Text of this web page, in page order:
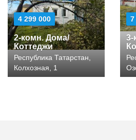
4 299 000
2-комн. Дома/
Коттеджи
Республика Татарстан,
Колхозная, 1
7
3-